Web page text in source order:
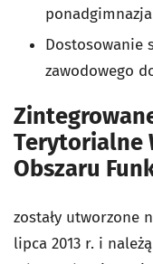
Dostosowanie
zawodowego
Terytorialne
Obszaru
zostały utworzone
lipca 2013 r. i